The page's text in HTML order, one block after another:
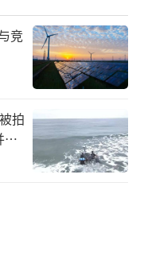
竞
拍
非